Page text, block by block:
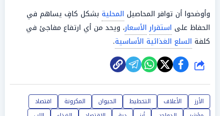
وأوضحوا أن توافر المحاصيل المحلية بشكل كافٍ يساهم في
الحفاظ على استقرار الأسعار، ويحد من أي ارتفاع مفاجئ في
كلفة السلع الغذائية الأساسية.
شارك
الأرز الأعلاف التخطيط الحيوان المكرونة
اقتصاد